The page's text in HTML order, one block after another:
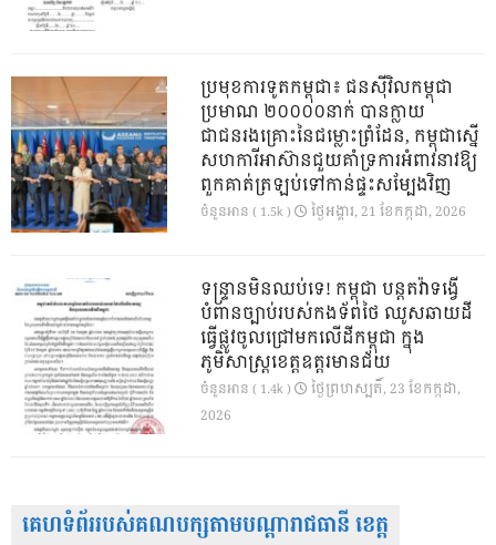
ប្រមុខការទូតកម្ពុជា៖ ជនស៊ីវិលកម្ពុជា
ប្រមាណ ២០០០០នាក់ បានក្លាយ
ជាជនរងគ្រោះនៃជម្លោះព្រំដែន, កម្ពុជាស្នើ
សហការីអាស៊ានជួយគាំទ្រការអំពាវនាវឱ្យ
ពួកគាត់ត្រឡប់ទៅកាន់ផ្ទះសម្បែងវិញ
ចំនួនអាន ( 1.5k ) ថ្ងៃ​អង្គារ, 21 ខែ​កក្កដា, 2026
ទន្ទ្រានមិនឈប់ទេ! កម្ពុជា បន្តតវ៉ាទង្វើ
បំពានច្បាប់របស់កងទ័ពថៃ ឈូសឆាយដី
ធ្វើផ្លូវចូលជ្រៅមកលើដីកម្ពុជា ក្នុង
ភូមិសាស្ត្រខេត្តឧត្តរមានជ័យ
ចំនួនអាន ( 1.4k )
ថ្ងៃ​ព្រហស្បតិ៍, 23 ខែ​កក្កដា,
2026
គេហទំព័ររបស់គណបក្សតាមបណ្តារាជធានី ខេត្ត